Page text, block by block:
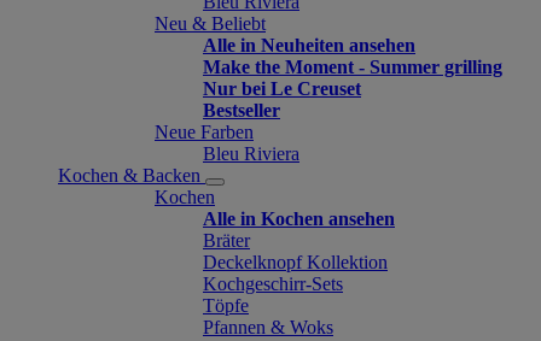
Neu & Beliebt
Alle in Neuheiten ansehen
Make the Moment - Summer grilling
Nur bei Le Creuset
Bestseller
Neue Farben
Bleu Riviera
Kochen & Backen
Kochen
Alle in Kochen ansehen
Bräter
Deckelknopf Kollektion
Kochgeschirr-Sets
Töpfe
Pfannen & Woks